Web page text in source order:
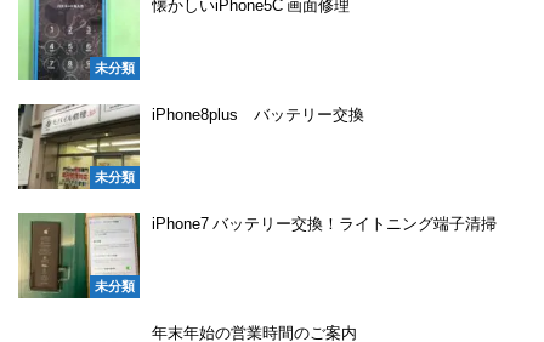
未分類
懐かしいiPhone5C 画面修理
未分類
iPhone8plus バッテリー交換
未分類
iPhone7 バッテリー交換！ライトニング端子清掃
年末年始の営業時間のご案内